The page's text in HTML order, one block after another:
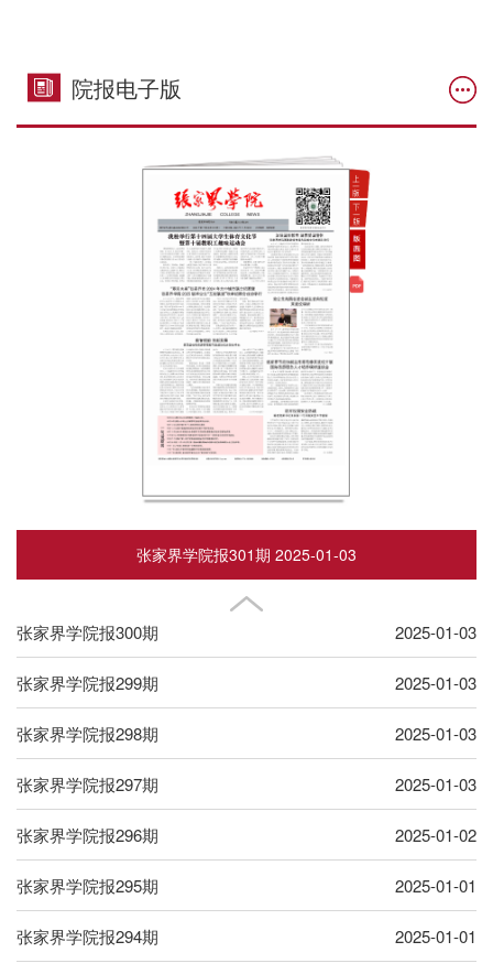
院报电子版
张家界学院报301期 2025-01-03
2025-01-01
张家界学院报291期、292期
2025-01-03
张家界学院报300期
2025-01-03
张家界学院报299期
2025-01-03
张家界学院报298期
2025-01-03
张家界学院报297期
2025-01-02
张家界学院报296期
2025-01-01
张家界学院报295期
2025-01-01
张家界学院报294期